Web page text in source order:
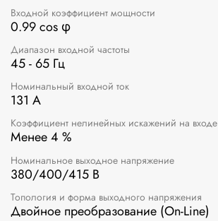
Входной коэффициент мощности
0.99 cos φ
Диапазон входной частоты
45 - 65 Гц
Номинальный входной ток
131 A
Коэффициент нелинейных искажений на входе
Менее 4 %
Номинальное выходное напряжение
380/400/415 В
Топология и форма выходного напряжения
Двойное преобразование (On-Line)